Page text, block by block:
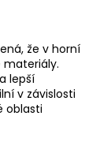
že v horní
materiály.
lepší
v závislosti
oblasti